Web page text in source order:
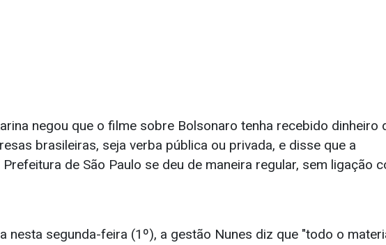
negou que o filme sobre Bolsonaro tenha recebido dinheiro
brasileiras, seja verba pública ou privada, e disse que a
de São Paulo se deu de maneira regular, sem ligação
nesta segunda-feira (1º), a gestão Nunes diz que "todo o